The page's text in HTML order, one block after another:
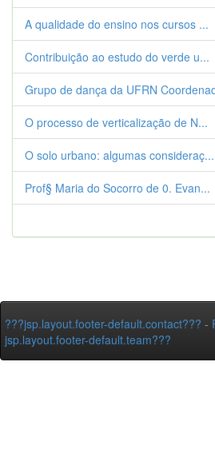
A qualidade do ensino nos cursos ...
Contribuição ao estudo do verde u...
Grupo de dança da UFRN
O processo de verticalização de N...
O solo urbano: algumas consideraç...
Prof§ Maria do Socorro de 0. Evan...
???jsp.layout.footer-default.contact??? -
jsp.layout.footer-default.team???